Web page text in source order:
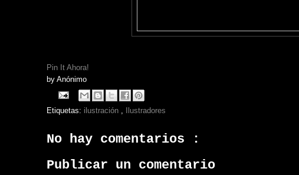
Pin It Ahora!
by Anónimo
Etiquetas: ilustración Ilustradores
No hay comentarios :
Publicar un comentario